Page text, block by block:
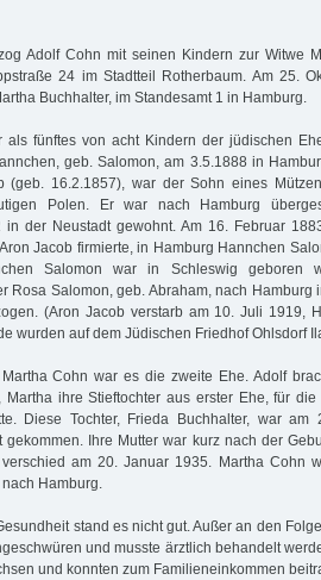
Adolf Cohn mit seinen Kindern zur Witwe
24 im Stadtteil Rotherbaum. Am 25.
Buchhalter, im Standesamt 1 in Hamburg.
als fünftes von acht Kindern der jüdischen
geb. Salomon, am 3.5.1888 in
(geb. 16.2.1857), war der Sohn eines
Polen. Er war nach Hamburg
in der Neustadt gewohnt. Am 16. Februar
Jacob firmierte, in Hamburg Hannchen
Salomon war in Schleswig geboren
Rosa Salomon, geb. Abraham, nach Hamburg
(Aron Jacob verstarb am 10. Juli 1919,
wurden auf dem Jüdischen Friedhof Ohlsdorf
Cohn war es die zweite Ehe. Adolf
ihre Stieftochter aus erster Ehe, für die
Diese Tochter, Frieda Buchhalter, war am
gekommen. Ihre Mutter war kurz nach der
am 20. Januar 1935. Martha Cohn
Hamburg.
stand es nicht gut. Außer an den
und musste ärztlich behandelt
und konnten zum Familieneinkommen